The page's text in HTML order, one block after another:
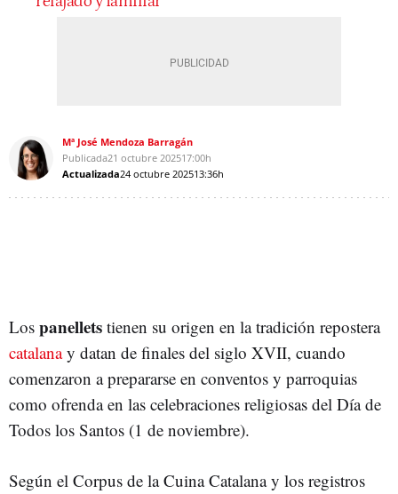
Mª José Mendoza Barragán
Publicada21 octubre 202517:00h
Actualizada24 octubre 202513:36h
Los panellets tienen su origen en la tradición repostera
catalanay datan de finales del siglo XVII, cuando
comenzaron a prepararse en conventos y parroquias
como ofrenda en las celebraciones religiosas del Día de
Todos los Santos (1 de noviembre).
Según el Corpus de la Cuina Catalana y los registros